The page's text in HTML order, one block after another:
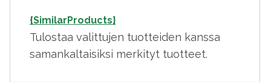
{SimilarProducts}
Tulostaa valittujen tuotteiden kanssa
samankaltaisiksi merkityt tuotteet.